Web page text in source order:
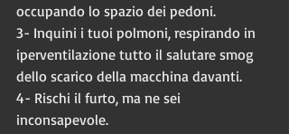
occupando lo spazio dei pedoni.
3- Inquini i tuoi polmoni, respirando in
iperventilazione tutto il salutare smog
dello scarico della macchina davanti.
4- Rischi il furto, ma ne sei
inconsapevole.